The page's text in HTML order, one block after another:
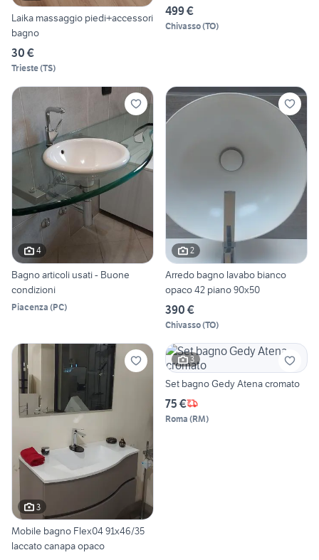
Laika massaggio piedi+accessori
bagno
30 €
Trieste(TS)
499 €
Chivasso(TO)
4
Bagno articoli usati - Buone
condizioni
Piacenza (PC)
2
Arredo bagno lavabo bianco
opaco 42 piano 90x50
390 €
Chivasso(TO)
3
Mobile bagno Flex04 91x46/35
laccato canapa opaco
3
Set bagno Gedy Atena cromato
75 €
Roma (RM)